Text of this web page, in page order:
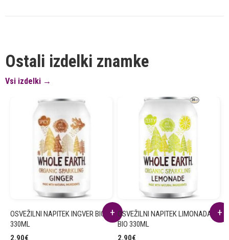
Ostali izdelki znamke
Vsi izdelki →
OSVEŽILNI NAPITEK INGVER BIO
330ML
2.90€
OSVEŽILNI NAPITEK LIMONADA
BIO 330ML
2.90€